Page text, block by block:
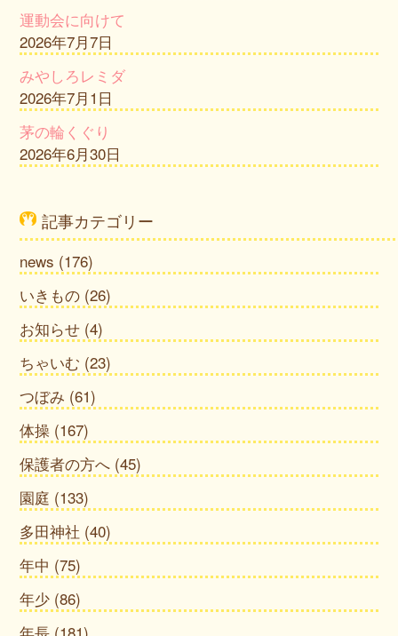
運動会に向けて
2026年7月7日
みやしろレミダ
2026年7月1日
茅の輪くぐり
2026年6月30日
記事カテゴリー
news (176)
いきもの (26)
お知らせ (4)
ちゃいむ (23)
つぼみ (61)
体操 (167)
保護者の方へ (45)
園庭 (133)
多田神社 (40)
年中 (75)
年少 (86)